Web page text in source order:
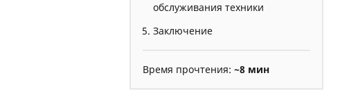
обслуживания техники
Заключение
Время прочтения: ~8 мин